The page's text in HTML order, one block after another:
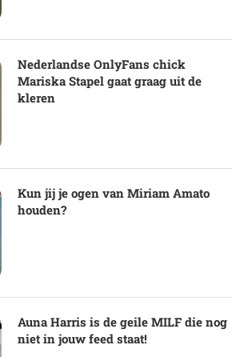
Nederlandse OnlyFans chick
Mariska Stapel gaat graag uit de
kleren
Kun jij je ogen van Miriam Amato
houden?
Auna Harris is de geile MILF die nog
niet in jouw feed staat!